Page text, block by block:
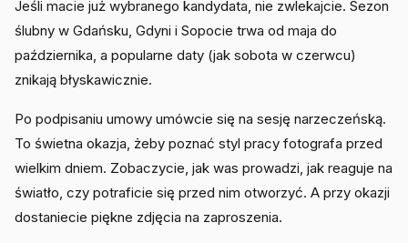
Jeśli macie już wybranego kandydata, nie zwlekajcie. Sezon
ślubny w Gdańsku, Gdyni i Sopocie trwa od maja do
października, a popularne daty (jak sobota w czerwcu)
znikają błyskawicznie.
Po podpisaniu umowy umówcie się na sesję narzeczeńską.
To świetna okazja, żeby poznać styl pracy fotografa przed
wielkim dniem. Zobaczycie, jak was prowadzi, jak reaguje na
światło, czy potraficie się przed nim otworzyć. A przy okazji
dostaniecie piękne zdjęcia na zaproszenia.